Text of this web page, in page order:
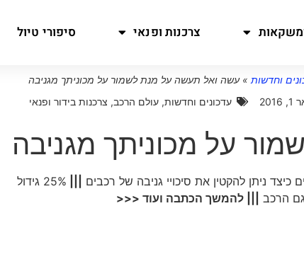
צרכנות ופנאי סיפורי טיול
וחדשות »עשה ואל תעשה על מנת לשמור על מכוניתך מגניבה
עדכונים וחדשות, עולם הרכב, צרכנות בידור ופנאי
על מכוניתך מגניבה
כיצד ניתן להקטין את סיכויי גניבה של רכבים
25% גידול
הרכב
||| להמשך הכתבה ועוד <<<